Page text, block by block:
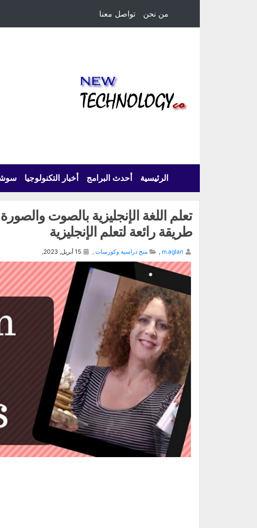
من نحن تواصل معنا
الرئيسية أحدث البرامج أخبار التكنولوجيا
تعلم اللغة الإنجليزية بالصوت
طريقة رائعة لتعلم الإنجليزية
m.aglan
, منح دراسية وكورسات ,